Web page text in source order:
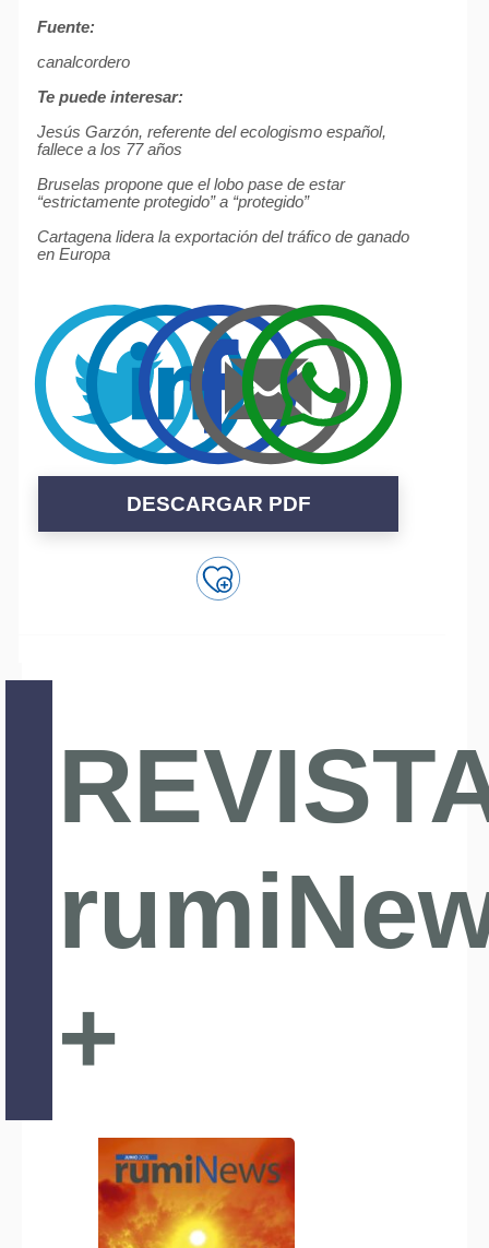
Fuente:
canalcordero
Te puede interesar:
Jesús Garzón, referente del ecologismo español,
fallece a los 77 años
Bruselas propone que el lobo pase de estar
“estrictamente protegido” a “protegido”
Cartagena lidera la exportación del tráfico de ganado
en Europa
DESCARGAR PDF
+